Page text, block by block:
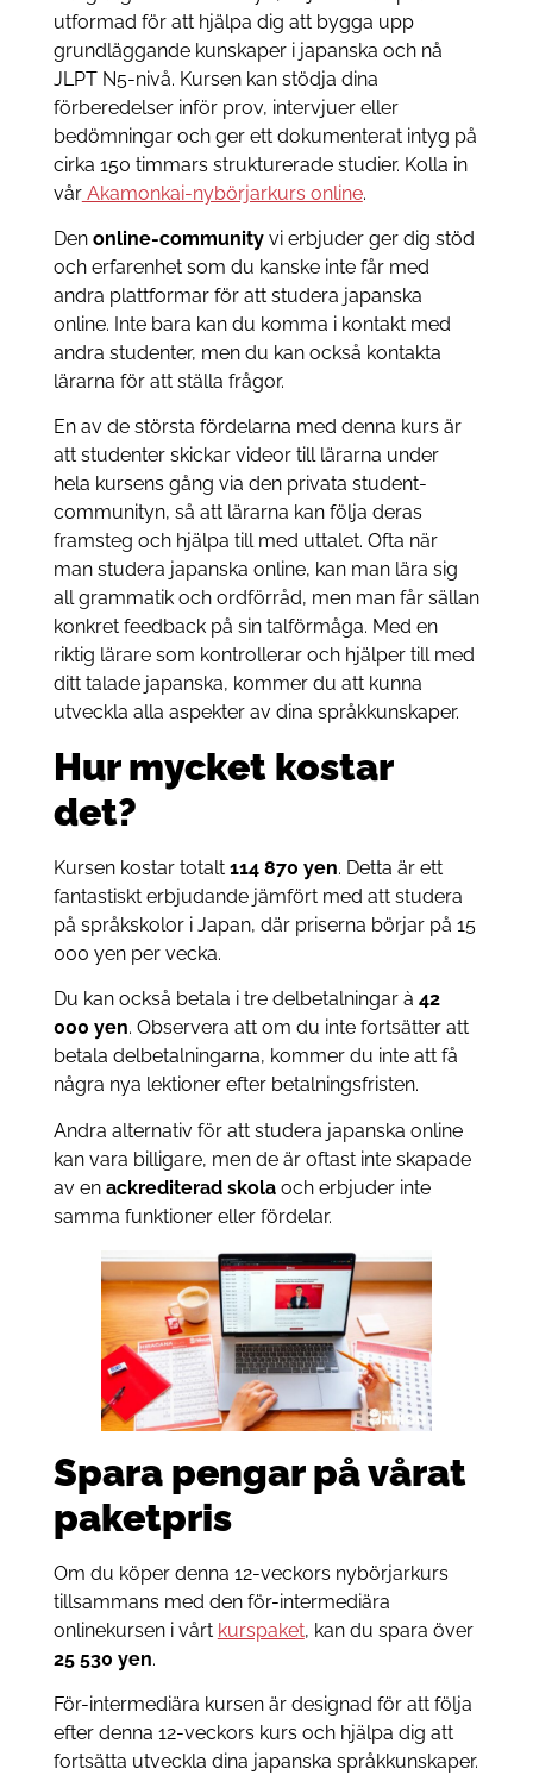
utformad för att hjälpa dig att bygga upp
grundläggande kunskaper i japanska och nå
JLPT N5-nivå. Kursen kan stödja dina
förberedelser inför prov, intervjuer eller
bedömningar och ger ett dokumenterat intyg på
cirka 150 timmars strukturerade studier. Kolla in
vårAkamonkai-nybörjarkurs online.
Den online-communityvi erbjuder ger dig stöd
och erfarenhet som du kanske inte får med
andra plattformar för att studera japanska
online. Inte bara kan du komma i kontakt med
andra studenter, men du kan också kontakta
lärarna för att ställa frågor.
En av de största fördelarna med denna kurs är
att studenter skickar videor till lärarna under
hela kursens gång via den privata student-
communityn, så att lärarna kan följa deras
framsteg och hjälpa till med uttalet. Ofta när
man studera japanska online, kan man lära sig
all grammatik och ordförråd, men man får sällan
konkret feedback på sin talförmåga. Med en
riktig lärare som kontrollerar och hjälper till med
ditt talade japanska, kommer du att kunna
utveckla alla aspekter av dina språkkunskaper.
Hur mycket kostar
det?
Kursen kostar totalt 114 870 yen. Detta är ett
fantastiskt erbjudande jämfört med att studera
på språkskolor i Japan, där priserna börjar på 15
000 yen per vecka.
Du kan också betala i tre delbetalningar à 42
000 yen. Observera att om du inte fortsätter att
betala delbetalningarna, kommer du inte att få
några nya lektioner efter betalningsfristen.
Andra alternativ för att studera japanska online
kan vara billigare, men de är oftast inte skapade
av en ackrediterad skolaoch erbjuder inte
samma funktioner eller fördelar.
Spara pengar på vårat
paketpris
Om du köper denna 12-veckors nybörjarkurs
tillsammans med den för-intermediära
onlinekursen i vårt kurspaket, kan du spara över
25 530 yen.
För-intermediära kursen är designad för att följa
efter denna 12-veckors kurs och hjälpa dig att
fortsätta utveckla dina japanska språkkunskaper.